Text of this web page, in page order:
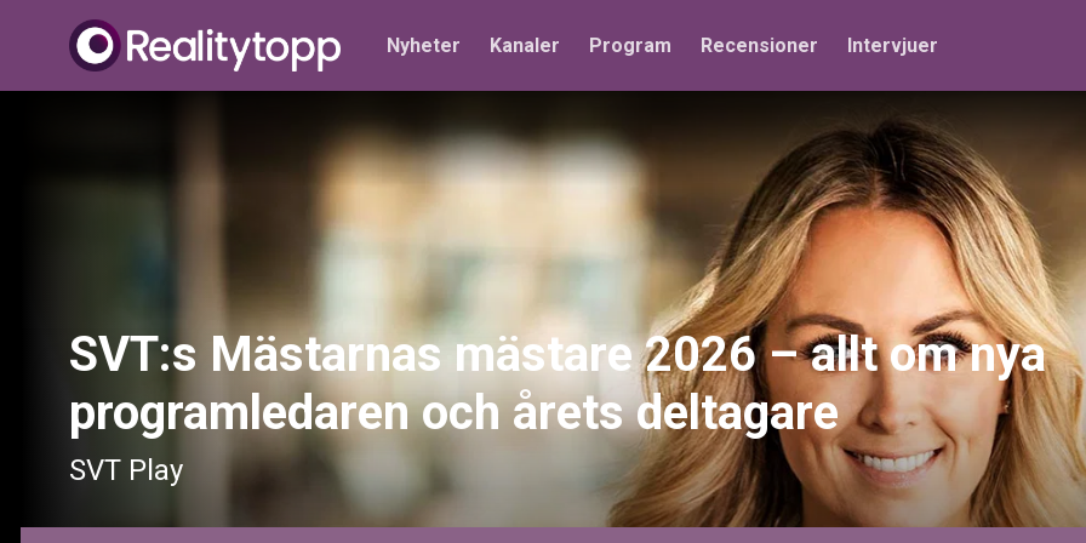
Nyheter Kanaler Program Recensioner Intervjuer
SVT:s Mästarnas mästare 2026 – allt om nya
programledaren och årets deltagare
SVT Play